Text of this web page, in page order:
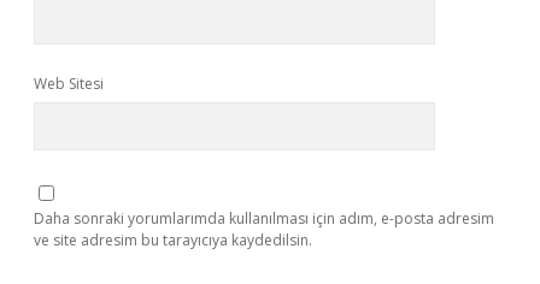
Web Sitesi
Daha sonraki yorumlarımda kullanılması için adım, e-posta adresim
ve site adresim bu tarayıcıya kaydedilsin.